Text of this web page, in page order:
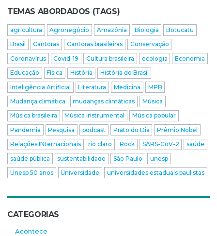
TEMAS ABORDADOS (TAGS)
agricultura Agronegócio Amazônia Biologia
Botucatu
Brasil
Cantoras Cantoras brasileiras
Conservação
Coronavírus
Covid-19 Cultura brasileira ecologia
Economia
Educação
Física História
História do Brasil
Inteligência Artificial
Literatura Medicina
MPB
Mudança climática
mudanças climáticas
Música
Música brasileira
Música instrumental
Música popular
Pandemia
Pesquisa podcast Prato do Dia
Prêmio Nobel
Relações INternacionais
rio claro Rock SARS-CoV-2
saúde
saúde pública
sustentabilidade São Paulo
unesp
Unesp 50 anos
Universidade universidades estaduais paulistas
CATEGORIAS
Acontece